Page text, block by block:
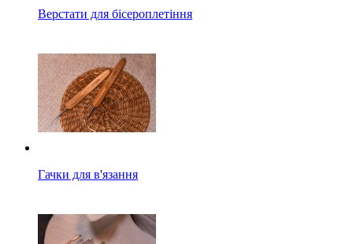
Верстати для бісероплетіння
Гачки для в'язання